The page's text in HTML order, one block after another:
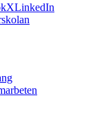
XLinkedIn